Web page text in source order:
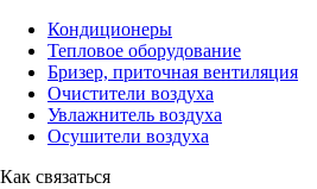
Кондиционеры
Тепловое оборудование
Бризер, приточная вентиляция
Очистители воздуха
Увлажнитель воздуха
Осушители воздуха
Как связаться